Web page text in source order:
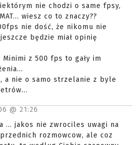
nie chodzi o same fpsy,
wiesz co to znaczy??
nie dość, że nikomu nie
będzie miał opinię
Minimi z 500 fps to gały im
a nie o samo strzelanie z byle
@ 21:26
... jakos nie zwrociles uwagi na
rozmowcow, ale coz